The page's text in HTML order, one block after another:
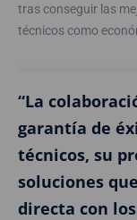
tras conseguir las
técnicos como
“La
garantía de
técnicos, su
soluciones
directa con